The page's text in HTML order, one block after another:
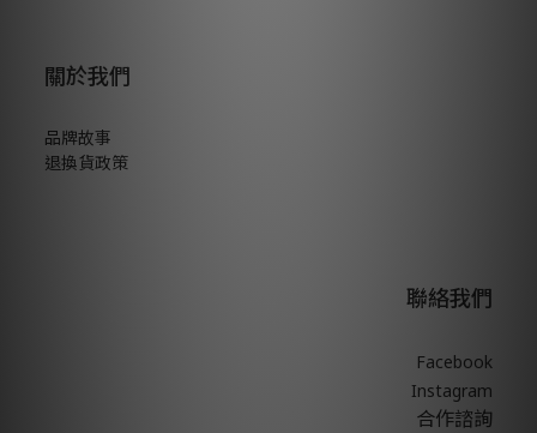
關於我們
品牌故事
退換貨政策
聯絡我們
Facebook
Instagram
合作諮詢